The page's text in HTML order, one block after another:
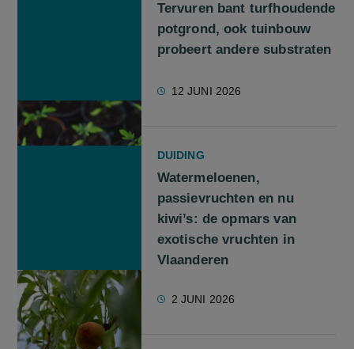
Tervuren bant turfhoudende
potgrond, ook tuinbouw
probeert andere substraten
12 JUNI 2026
DUIDING
Watermeloenen,
passievruchten en nu
kiwi’s: de opmars van
exotische vruchten in
Vlaanderen
2 JUNI 2026